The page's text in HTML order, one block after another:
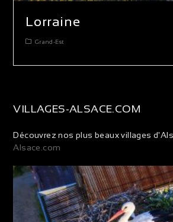
Lorraine
Grand-Est
VILLAGES-ALSACE.COM
Découvrez nos plus beaux villages
Alsace.com